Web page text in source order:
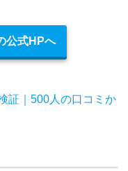
公式HPへ
証｜500人の口コミか